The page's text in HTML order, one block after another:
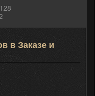
128
в Заказе и